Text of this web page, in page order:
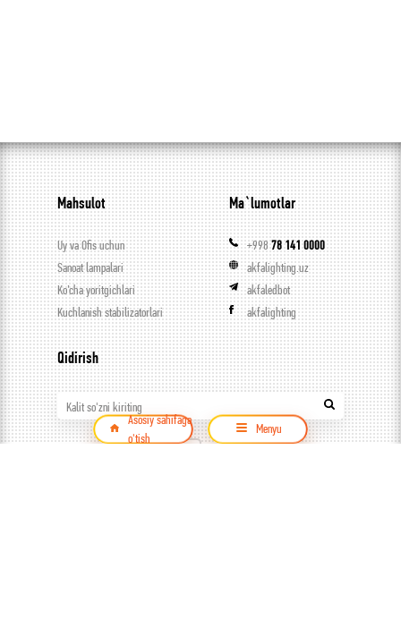
Asosiy sahifaga
o'tish
Menyu
Mahsulot
Uy va Ofis uchun
Sanoat lampalari
Ko’cha yoritgichlari
Kuchlanish stabilizatorlari
Ma`lumotlar
+99878 141 0000
akfalighting.uz
akfaledbot
akfalighting
Qidirish
Kalit so'zni kiriting